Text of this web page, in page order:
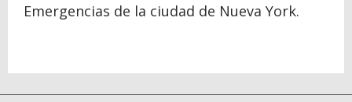
Emergencias de la ciudad de Nueva York.